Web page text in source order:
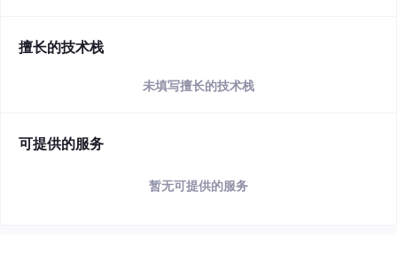
擅长的技术栈
未填写擅长的技术栈
可提供的服务
暂无可提供的服务